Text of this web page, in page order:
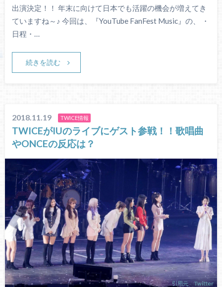
出演決定！！ 年末に向けて日本でも活躍の機会が増えてき
ていますね～♪ 今回は、『YouTube FanFest Music』の、 ・
日程・…
続きを読む
2018.11.19 TWICE情報
TWICEがIUのライブにゲスト参戦！！歌唱曲
やONCEの反応は？